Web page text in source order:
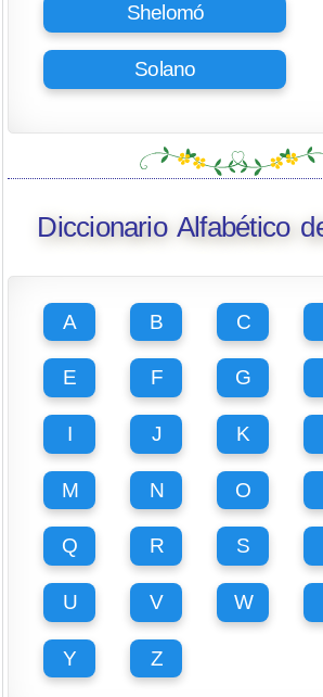
Shelomó
Solano
Diccionario Alfabético
A B C
E F G
I J K
M N O
Q R S
U V W
Y Z